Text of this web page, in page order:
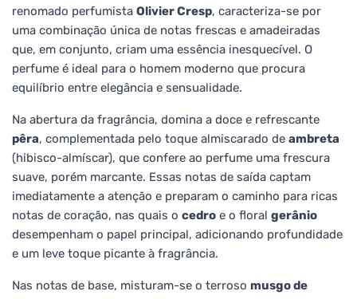
renomado perfumista Olivier Cresp, caracteriza-se por
uma combinação única de notas frescas e amadeiradas
que, em conjunto, criam uma essência inesquecível. O
perfume é ideal para o homem moderno que procura
equilíbrio entre elegância e sensualidade.
Na abertura da fragrância, domina a doce e refrescante
pêra, complementada pelo toque almiscarado de ambreta
(hibisco-almíscar), que confere ao perfume uma frescura
suave, porém marcante. Essas notas de saída captam
imediatamente a atenção e preparam o caminho para ricas
notas de coração, nas quais o cedro e o floral gerânio
desempenham o papel principal, adicionando profundidade
e um leve toque picante à fragrância.
Nas notas de base, misturam-se o terroso musgo de